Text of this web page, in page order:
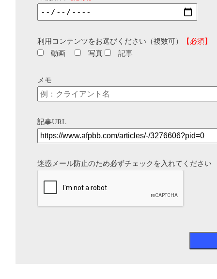
利用コンテンツをお選びください（複数可）
【必須】
動画
写真 記事
メモ
記事URL
迷惑メール防止のため必ずチェックを入れてください